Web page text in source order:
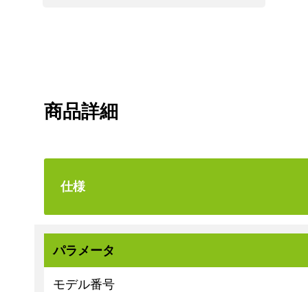
商品詳細
仕様
パラメータ
モデル番号